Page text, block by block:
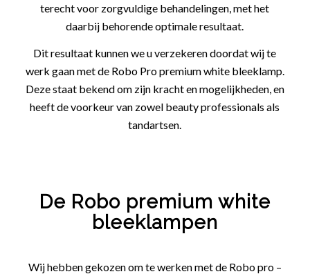
terecht voor zorgvuldige behandelingen, met het
daarbij behorende optimale resultaat.
Dit resultaat kunnen we u verzekeren doordat wij te
werk gaan met de Robo Pro premium white bleeklamp.
Deze staat bekend om zijn kracht en mogelijkheden, en
heeft de voorkeur van zowel beauty professionals als
tandartsen.
De Robo premium white
bleeklampen
Wij hebben gekozen om te werken met de Robo pro –